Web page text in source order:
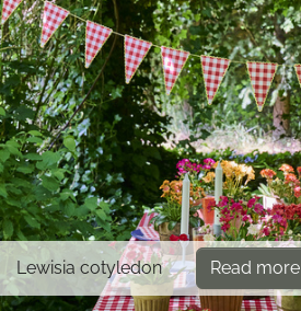
Lewisia cotyledon Read more